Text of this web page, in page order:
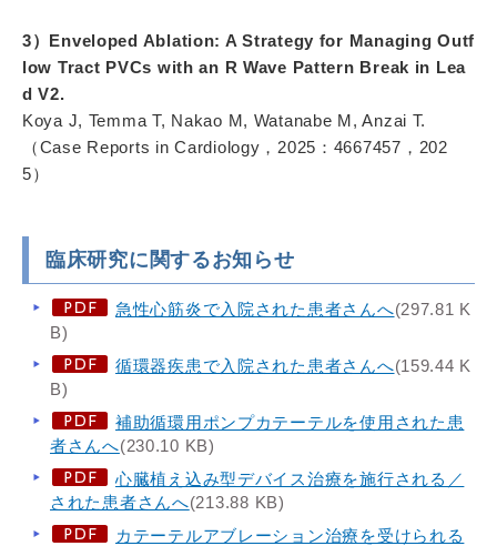
3）Enveloped Ablation: A Strategy for Managing Outf
low Tract PVCs with an R Wave Pattern Break in Lea
d V2.
Koya J, Temma T, Nakao M, Watanabe M, Anzai T.
（Case Reports in Cardiology，2025：4667457，202
5）
臨床研究に関するお知らせ
急性心筋炎で入院された患者さんへ(297.81 K
B)
循環器疾患で入院された患者さんへ(159.44 K
B)
補助循環用ポンプカテーテルを使用された患
者さんへ(230.10 KB)
心臓植え込み型デバイス治療を施行される／
された患者さんへ(213.88 KB)
カテーテルアブレーション治療を受けられる